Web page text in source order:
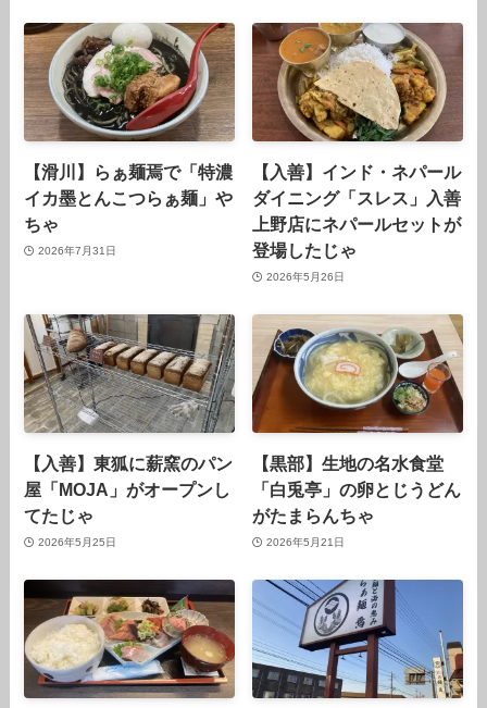
【滑川】らぁ麺焉で「特濃
イカ墨とんこつらぁ麺」や
ちゃ
2026年7月31日
【入善】インド・ネパール
ダイニング「スレス」入善
上野店にネパールセットが
登場したじゃ
2026年5月26日
【入善】東狐に薪窯のパン
屋「MOJA」がオープンし
てたじゃ
2026年5月25日
【黒部】生地の名水食堂
「白兎亭」の卵とじうどん
がたまらんちゃ
2026年5月21日